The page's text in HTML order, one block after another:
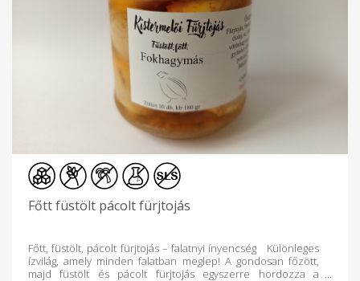
Főtt füstölt pácolt fürjtojás
Főtt, füstölt, pácolt fürjtojás – falatnyi ínyencség Különleges
ízvilág, amely minden falatban meglep! A gondosan főzött,
majd füstölt és pácolt fürjtojás egyszerre hordozza a